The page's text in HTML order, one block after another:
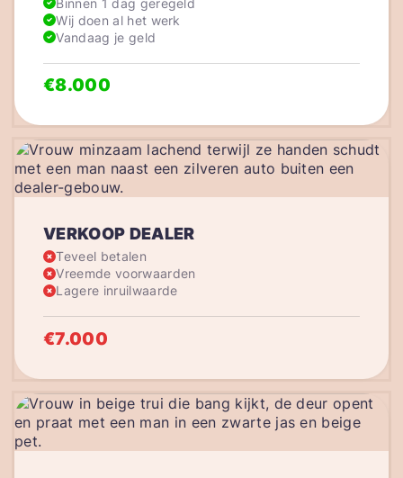
VERKOOP DEALER
Teveel betalen
Vreemde voorwaarden
Lagere inruilwaarde
€7.000
Wij doen al het werk
Vandaag je geld
€8.000